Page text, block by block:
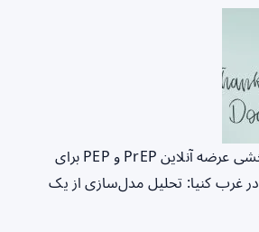
ارزیابی هزینه‌اثربخشی عرضه آنلاین PrEP و PEP برای
پیشگیری از HIV در غرب کنیا: تحلیل مدل‌سازی از یک